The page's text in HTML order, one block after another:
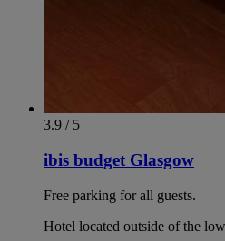
3.9 / 5
ibis budget Glasgow
Free parking for all guests.
Hotel located outside of the